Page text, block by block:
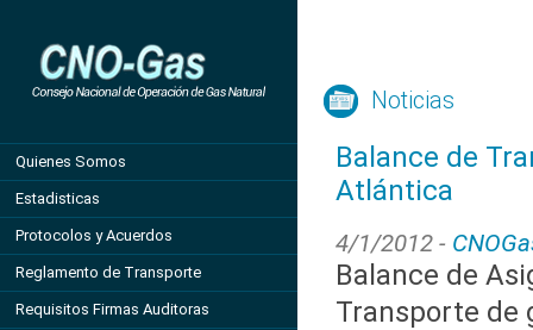
Quienes Somos
Estadisticas
Protocolos y Acuerdos
Reglamento de Transporte
Requisitos Firmas Auditoras
Noticias
Balance de
Atlántica
4/1/2012 -
Balance de
Transporte de